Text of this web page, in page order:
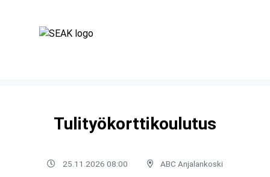
Tulityökorttikoulutus
25.11.2026 08:00 ABC Anjalankoski